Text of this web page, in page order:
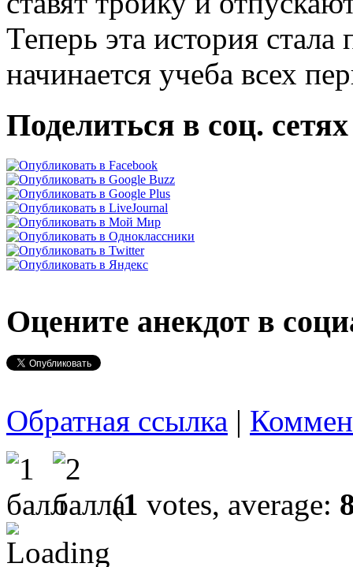
Теперь эта история стала
начинается учеба всех
Поделиться в соц. сетях
Оцените анекдот в
Обратная ссылка |
(1 votes, average: